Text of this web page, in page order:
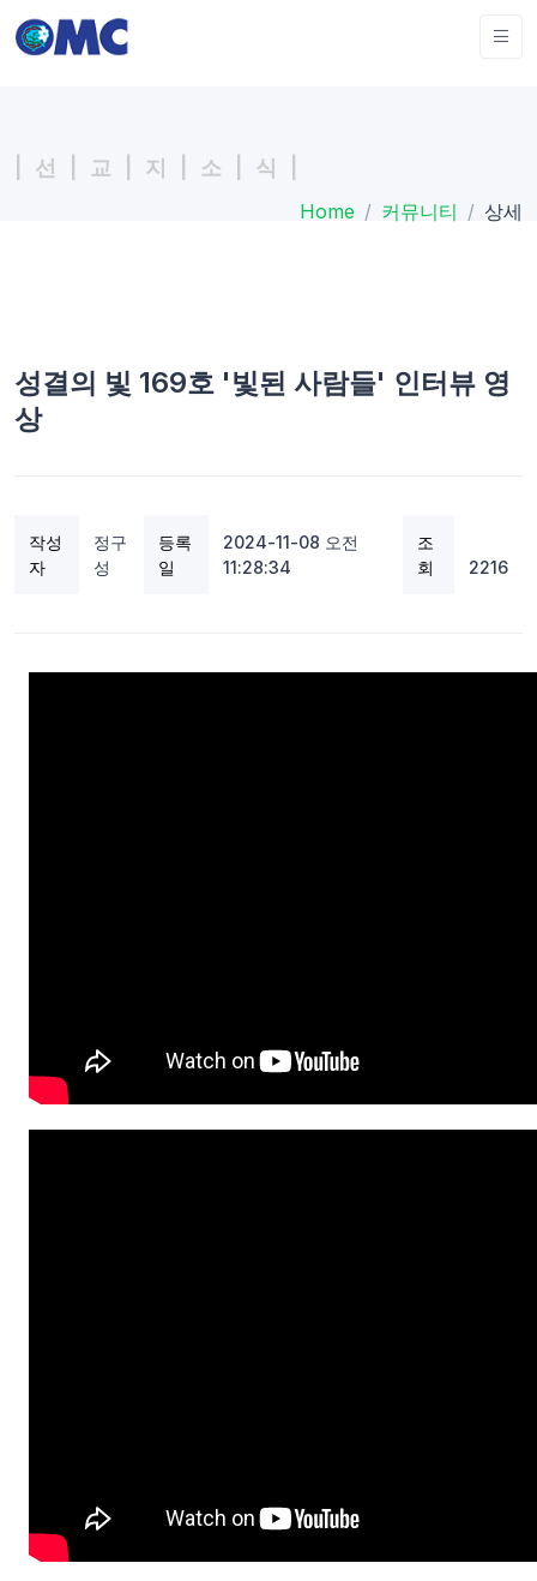
| 선 | 교 | 지 | 소 | 식 |
Home 커뮤니티 상세
성결의 빛 169호 '빛된 사람들' 인터뷰 영
상
작성
자
정구
성
등록
일
2024-11-08 오전
11:28:34
조
회
2216